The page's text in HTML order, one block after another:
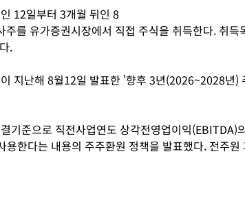
12일부터 3개월 뒤인 8
주를 유가증권시장에서 직접 주식을 취득한다. 취득
.
지난해 8월12일 발표한 '향후 3년(2026~2028년)
기준으로 직전사업연도 상각전영업이익(EBITDA)
용한다는 내용의 주주환원 정책을 발표했다. 전주원